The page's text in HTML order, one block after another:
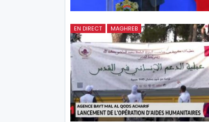
EN DIRECT MAGHREB